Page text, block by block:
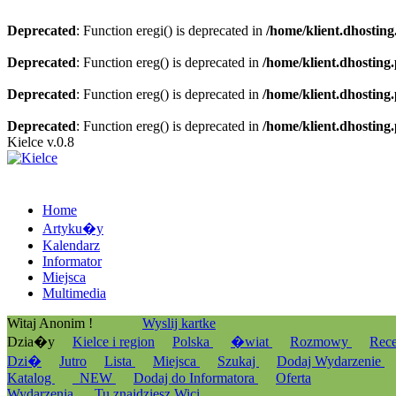
Deprecated: Function eregi() is deprecated in /home/
Deprecated: Function ereg() is deprecated in /home/
Deprecated: Function ereg() is deprecated in /home/
Deprecated: Function ereg() is deprecated in /home/
Kielce v.0.8
Home
Artyku�y
Kalendarz
Informator
Miejsca
Multimedia
Witaj Anonim !
Wyslij kartke
Dzia�y
Kielce i region Polska �wiat Rozmowy
Dzi�
Jutro Lista Miejsca Szukaj Dodaj Wydarzenie
Katalog
_NEW Dodaj do Informatora
Oferta